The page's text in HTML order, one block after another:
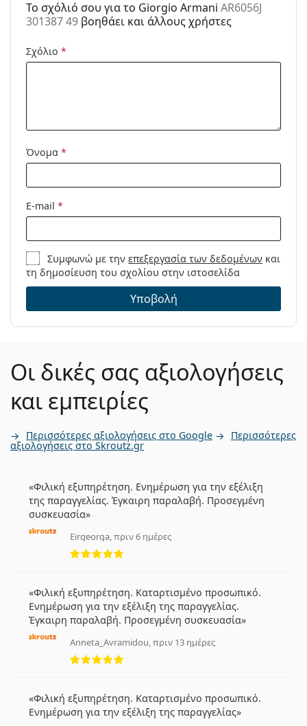
Προϊόντος /
AR6056J 301387 49
To σχόλιό σου για το Giorgio Armani AR6056J
301387 49 βοηθάει και άλλους χρήστες
Σχόλιο *
Όνομα *
E-mail *
Συμφωνώ με τηνεπεξεργασία των δεδομένων και
τη δημοσίευση του σχολίου στην ιστοσελίδα
Υποβολή
Οι δικές σας αξιολογήσεις
και εμπειρίες
Περισσότερες αξιολογήσεις στο Google Περισσότερες
αξιολογήσεις στο Skroutz.gr
Φιλική εξυπηρέτηση. Ενημέρωση για την εξέλιξη
της παραγγελίας. Έγκαιρη παραλαβή. Προσεγμένη
συσκευασία
Eirgeorga, πριν 6 ημέρες
5 αξιολογήσεις από 5
Φιλική εξυπηρέτηση. Καταρτισμένο προσωπικό.
Ενημέρωση για την εξέλιξη της παραγγελίας.
Έγκαιρη παραλαβή. Προσεγμένη συσκευασία
Anneta_Avramidou, πριν 13 ημέρες
5 αξιολογήσεις από 5
Φιλική εξυπηρέτηση. Καταρτισμένο προσωπικό.
Ενημέρωση για την εξέλιξη της παραγγελίας